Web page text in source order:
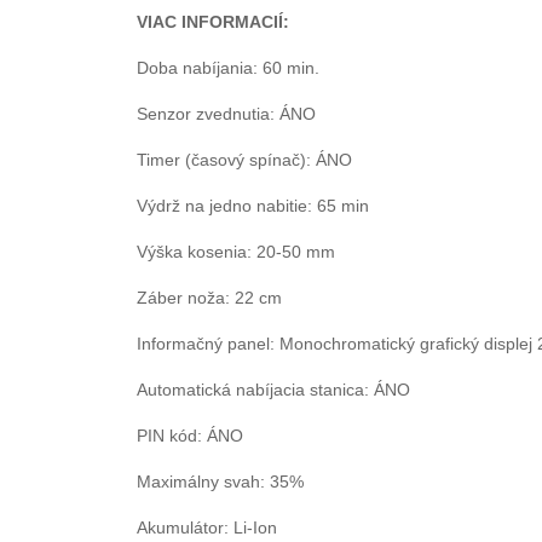
VIAC INFORMACIÍ:
Doba nabíjania: 60 min.
Senzor zvednutia: ÁNO
Timer (časový spínač): ÁNO
Výdrž na jedno nabitie: 65 min
Výška kosenia: 20-50 mm
Záber noža: 22 cm
Informačný panel: Monochromatický grafický displej
Automatická nabíjacia stanica: ÁNO
PIN kód: ÁNO
Maximálny svah: 35%
Akumulátor: Li-Ion